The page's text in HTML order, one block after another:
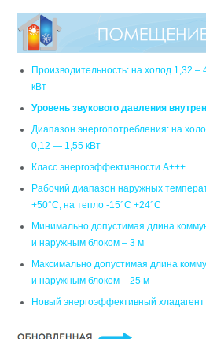
Производительность: на холод 1,32 –
кВт
Уровень звукового давления
Диапазон энергопотребления: на
0,12 — 1,55 кВт
Класс энергоэффективности А+++
Рабочий диапазон наружных
+50°C, на тепло -15°C +24°C
Минимально допустимая длина
и наружным блоком – 3 м
Максимально допустимая длина
и наружным блоком – 25 м
Новый энергоэффективный хладагент